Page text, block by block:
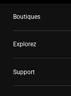
Boutiques
Explorez
Support